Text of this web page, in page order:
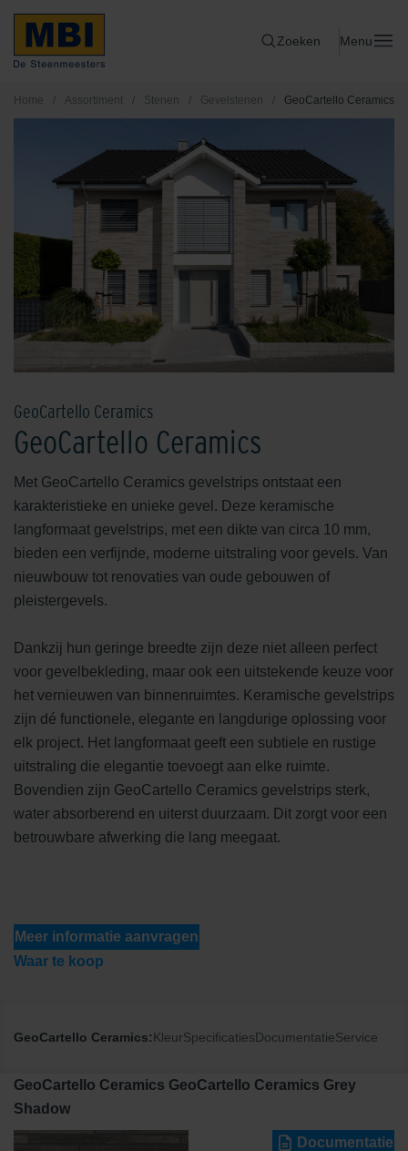
Zoeken Menu
Home / Assortiment / Stenen / Gevelstenen / GeoCartello Ceramics
GeoCartello Ceramics
GeoCartello Ceramics
Met GeoCartello Ceramics gevelstrips ontstaat een
karakteristieke en unieke gevel. Deze keramische
langformaat gevelstrips, met een dikte van circa 10 mm,
bieden een verfijnde, moderne uitstraling voor gevels. Van
nieuwbouw tot renovaties van oude gebouwen of
pleistergevels.
Dankzij hun geringe breedte zijn deze niet alleen perfect
voor gevelbekleding, maar ook een uitstekende keuze voor
het vernieuwen van binnenruimtes. Keramische gevelstrips
zijn dé functionele, elegante en langdurige oplossing voor
elk project. Het langformaat geeft een subtiele en rustige
uitstraling die elegantie toevoegt aan elke ruimte.
Bovendien zijn GeoCartello Ceramics gevelstrips sterk,
water absorberend en uiterst duurzaam. Dit zorgt voor een
betrouwbare afwerking die lang meegaat.
Meer informatie aanvragen
Waar te koop
GeoCartello Ceramics:KleurSpecificatiesDocumentatieService
GeoCartello Ceramics GeoCartello Ceramics Grey
Shadow
Documentatie